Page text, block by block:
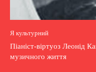
Я культурний
Піаніст-віртуоз Леонід
музичного життя